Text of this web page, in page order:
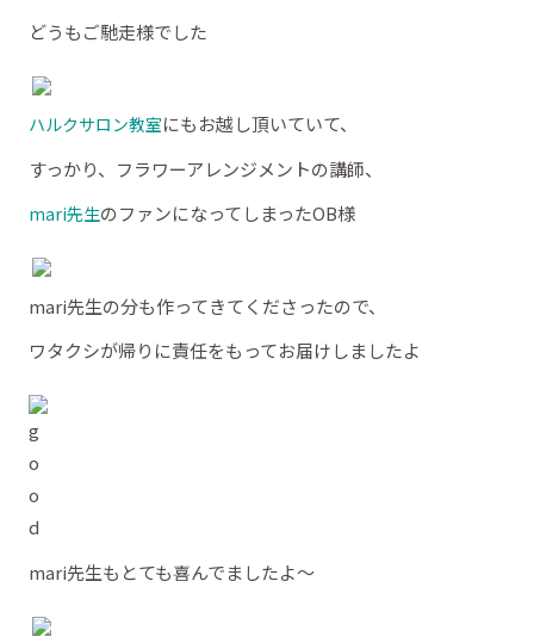
どうもご馳走様でした
ハルクサロン教室にもお越し頂いていて、
すっかり、フラワーアレンジメントの講師、
mari先生のファンになってしまったOB様
mari先生の分も作ってきてくださったので、
ワタクシが帰りに責任をもってお届けしましたよ
mari先生もとても喜んでましたよ～